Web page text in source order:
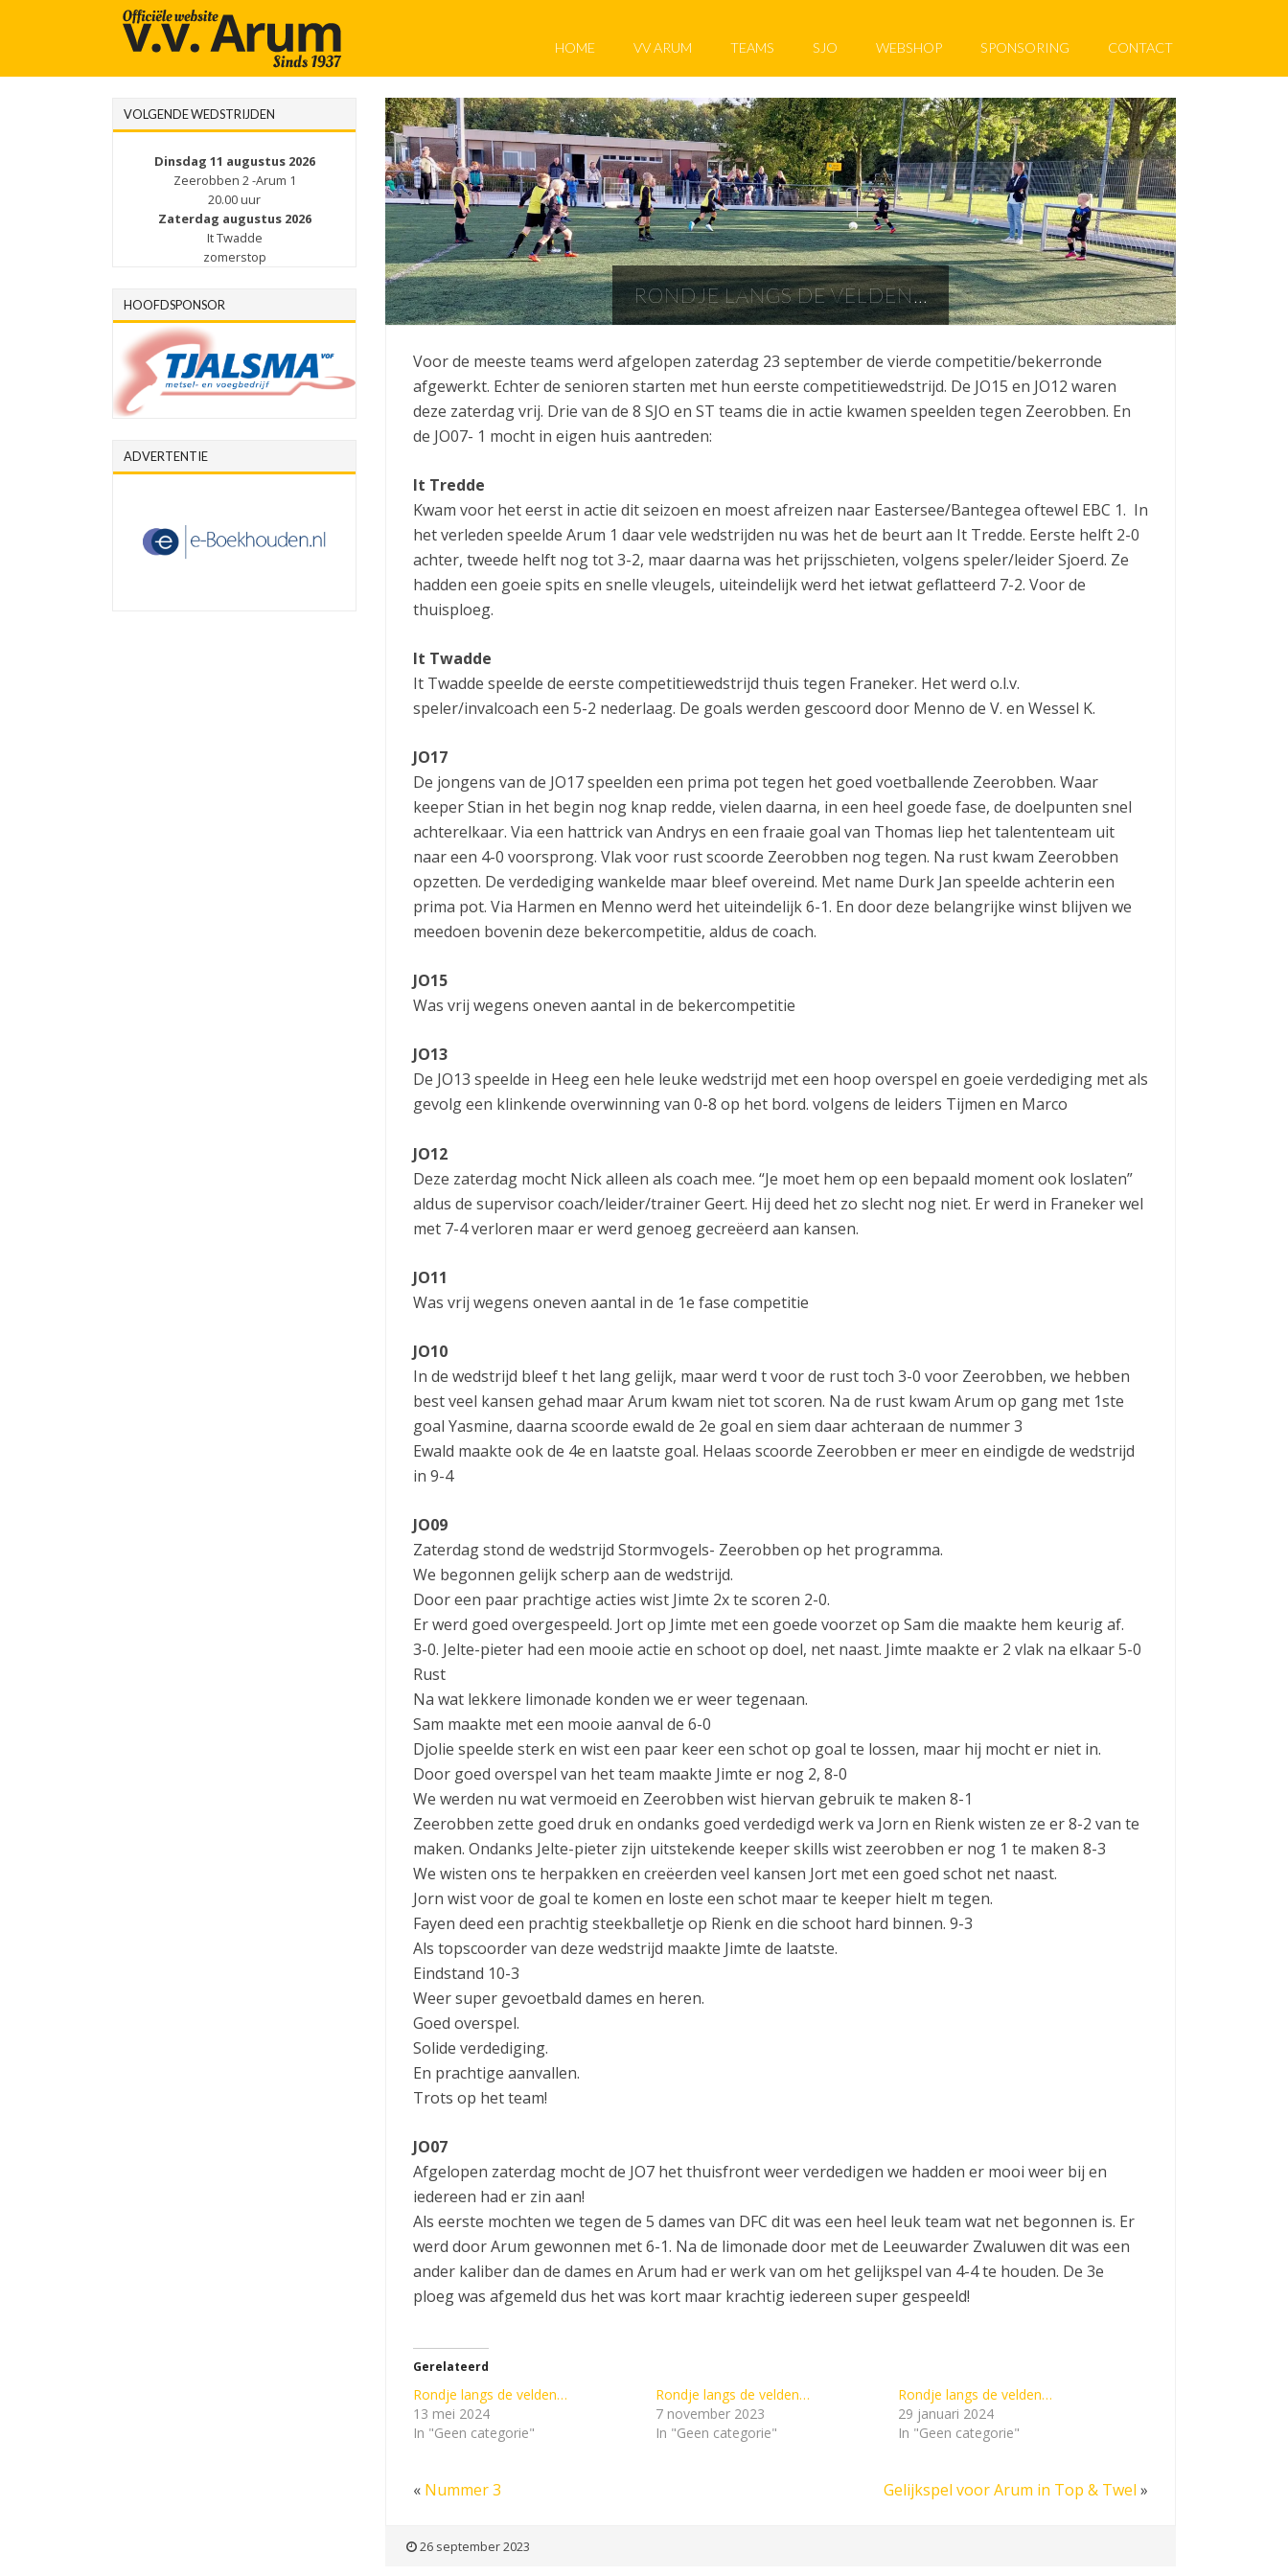
HOME VV ARUM TEAMS SJO WEBSHOP SPONSORING CONTACT
RONDJE LANGS DE VELDEN…
Voor de meeste teams werd afgelopen zaterdag 23 september de vierde competitie/bekerronde
afgewerkt. Echter de senioren starten met hun eerste competitiewedstrijd. De JO15 en JO12 waren
deze zaterdag vrij. Drie van de 8 SJO en ST teams die in actie kwamen speelden tegen Zeerobben. En
de JO07- 1 mocht in eigen huis aantreden:
It Tredde
Kwam voor het eerst in actie dit seizoen en moest afreizen naar Eastersee/Bantegea oftewel EBC 1. In
het verleden speelde Arum 1 daar vele wedstrijden nu was het de beurt aan It Tredde. Eerste helft 2-0
achter, tweede helft nog tot 3-2, maar daarna was het prijsschieten, volgens speler/leider Sjoerd. Ze
hadden een goeie spits en snelle vleugels, uiteindelijk werd het ietwat geflatteerd 7-2. Voor de
thuisploeg.
It Twadde
It Twadde speelde de eerste competitiewedstrijd thuis tegen Franeker. Het werd o.l.v.
speler/invalcoach een 5-2 nederlaag. De goals werden gescoord door Menno de V. en Wessel K.
JO17
De jongens van de JO17 speelden een prima pot tegen het goed voetballende Zeerobben. Waar
keeper Stian in het begin nog knap redde, vielen daarna, in een heel goede fase, de doelpunten snel
achterelkaar. Via een hattrick van Andrys en een fraaie goal van Thomas liep het talententeam uit
naar een 4-0 voorsprong. Vlak voor rust scoorde Zeerobben nog tegen. Na rust kwam Zeerobben
opzetten. De verdediging wankelde maar bleef overeind. Met name Durk Jan speelde achterin een
prima pot. Via Harmen en Menno werd het uiteindelijk 6-1. En door deze belangrijke winst blijven we
meedoen bovenin deze bekercompetitie, aldus de coach.
JO15
Was vrij wegens oneven aantal in de bekercompetitie
JO13
De JO13 speelde in Heeg een hele leuke wedstrijd met een hoop overspel en goeie verdediging met als
gevolg een klinkende overwinning van 0-8 op het bord. volgens de leiders Tijmen en Marco
JO12
Deze zaterdag mocht Nick alleen als coach mee. “Je moet hem op een bepaald moment ook loslaten”
aldus de supervisor coach/leider/trainer Geert. Hij deed het zo slecht nog niet. Er werd in Franeker wel
met 7-4 verloren maar er werd genoeg gecreëerd aan kansen.
JO11
Was vrij wegens oneven aantal in de 1e fase competitie
JO10
In de wedstrijd bleef t het lang gelijk, maar werd t voor de rust toch 3-0 voor Zeerobben, we hebben
best veel kansen gehad maar Arum kwam niet tot scoren. Na de rust kwam Arum op gang met 1ste
goal Yasmine, daarna scoorde ewald de 2e goal en siem daar achteraan de nummer 3
Ewald maakte ook de 4e en laatste goal. Helaas scoorde Zeerobben er meer en eindigde de wedstrijd
in 9-4
JO09
Zaterdag stond de wedstrijd Stormvogels- Zeerobben op het programma.
We begonnen gelijk scherp aan de wedstrijd.
Door een paar prachtige acties wist Jimte 2x te scoren 2-0.
Er werd goed overgespeeld. Jort op Jimte met een goede voorzet op Sam die maakte hem keurig af.
3-0. Jelte-pieter had een mooie actie en schoot op doel, net naast. Jimte maakte er 2 vlak na elkaar 5-0
Rust
Na wat lekkere limonade konden we er weer tegenaan.
Sam maakte met een mooie aanval de 6-0
Djolie speelde sterk en wist een paar keer een schot op goal te lossen, maar hij mocht er niet in.
Door goed overspel van het team maakte Jimte er nog 2, 8-0
We werden nu wat vermoeid en Zeerobben wist hiervan gebruik te maken 8-1
Zeerobben zette goed druk en ondanks goed verdedigd werk va Jorn en Rienk wisten ze er 8-2 van te
maken. Ondanks Jelte-pieter zijn uitstekende keeper skills wist zeerobben er nog 1 te maken 8-3
We wisten ons te herpakken en creëerden veel kansen Jort met een goed schot net naast.
Jorn wist voor de goal te komen en loste een schot maar te keeper hielt m tegen.
Fayen deed een prachtig steekballetje op Rienk en die schoot hard binnen. 9-3
Als topscoorder van deze wedstrijd maakte Jimte de laatste.
Eindstand 10-3
Weer super gevoetbald dames en heren.
Goed overspel.
Solide verdediging.
En prachtige aanvallen.
Trots op het team!
JO07
Afgelopen zaterdag mocht de JO7 het thuisfront weer verdedigen we hadden er mooi weer bij en
iedereen had er zin aan!
Als eerste mochten we tegen de 5 dames van DFC dit was een heel leuk team wat net begonnen is. Er
werd door Arum gewonnen met 6-1. Na de limonade door met de Leeuwarder Zwaluwen dit was een
ander kaliber dan de dames en Arum had er werk van om het gelijkspel van 4-4 te houden. De 3e
ploeg was afgemeld dus het was kort maar krachtig iedereen super gespeeld!
Gerelateerd
Rondje langs de velden…
13 mei 2024
In "Geen categorie"
Rondje langs de velden…
7 november 2023
In "Geen categorie"
Rondje langs de velden…
29 januari 2024
In "Geen categorie"
« Nummer 3 Gelijkspel voor Arum in Top & Twel »
26 september 2023
VOLGENDE WEDSTRIJDEN
Dinsdag 11 augustus 2026
Zeerobben 2 -Arum 1
20.00 uur
Zaterdag augustus 2026
It Twadde
zomerstop
HOOFDSPONSOR
ADVERTENTIE